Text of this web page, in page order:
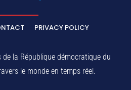
PRIVACY POLICY
la République démocratique du
le monde en temps réel.